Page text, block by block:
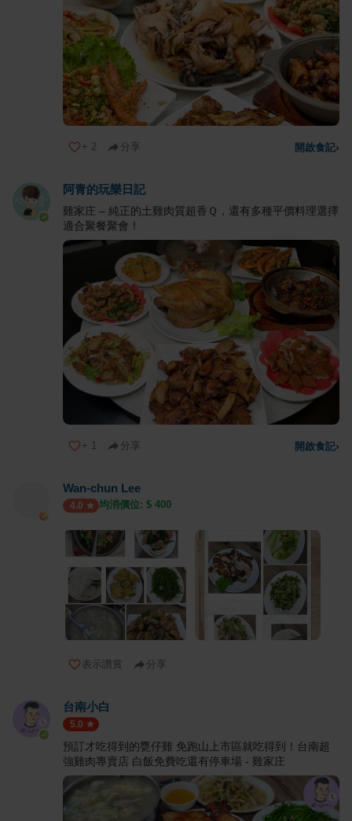
+ 2 分享 開啟食記›
阿青的玩樂日記
雞家庄 – 純正的土雞肉質超香Ｑ，還有多種平價料理選擇
適合聚餐聚會！
+ 1 分享 開啟食記›
Wan-chun Lee
4.0 均消價位: $ 400
表示讚賞 分享
台南小白
5.0
預訂才吃得到的甕仔雞 免跑山上市區就吃得到！台南超
強雞肉專賣店 白飯免費吃還有停車場 - 雞家庄